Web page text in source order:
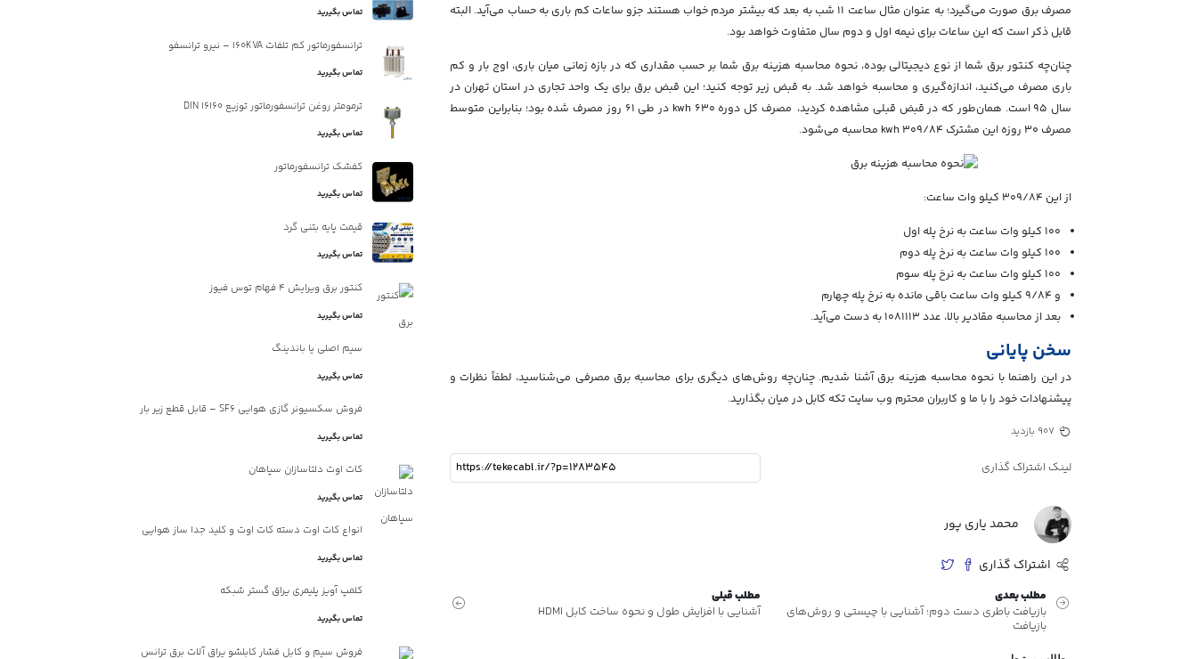
مصرف برق صورت می‌گیرد؛ به عنوان مثال ساعت ۱۱ شب به بعد که بیشتر مردم خواب هستند جزو ساعات کم باری به حساب می‌آید. البته
قابل ذکر است که این ساعات برای نیمه اول و دوم سال متفاوت خواهد بود.
چنان‌چه کنتور برق شما از نوع دیجیتالی بوده، نحوه محاسبه هزینه برق شما بر حسب مقداری که در بازه زمانی میان باری، اوج بار و کم
باری مصرف می‌کنید، اندازه‌گیری و محاسبه خواهد شد. به قبض زیر توجه کنید؛ این قبض برق برای یک واحد تجاری در استان تهران در
سال ۹۵ است. همان‌طور که در قبض قبلی مشاهده کردید، مصرف کل دوره ۶۳۰ kwh در طی ۶۱ روز مصرف شده بود؛ بنابراین متوسط
مصرف ۳۰ روزه این مشترک ۳۰۹/۸۴ kwh محاسبه می‌شود.
از این ۳۰۹/۸۴ کیلو وات ساعت:
۱۰۰ کیلو وات ساعت به نرخ پله اول
۱۰۰ کیلو وات ساعت به نرخ پله دوم
۱۰۰ کیلو وات ساعت به نرخ پله سوم
و ۹/۸۴ کیلو وات ساعت باقی مانده به نرخ پله چهارم
بعد از محاسبه مقادیر بالا، عدد ۱۰۸۱۱۱۳ به دست می‌آید.
سخن پایانی
در این راهنما با نحوه محاسبه هزینه برق آشنا شدیم. چنان‌چه روش‌های دیگری برای محاسبه برق مصرفی می‌شناسید، لطفاً نظرات و
پیشنهادات خود را با ما و کاربران محترم وب سایت تکه کابل در میان بگذارید.
لینک اشتراک گذاری
محمد یاری پور
اشتراک گذاری
مطلب قبلی
آشنایی با افزایش طول و نحوه ساخت کابل HDMI
مطلب بعدی
بازیافت باطری دست دوم؛ آشنایی با چیستی و روش‌های
بازیافت
تماس بگیرید
ترانسفورماتور کم تلفات 160KVA – نیرو ترانسفو
تماس بگیرید
ترمومتر روغن ترانسفورماتور توزیع DIN 16160
تماس بگیرید
کفشک ترانسفورماتور
تماس بگیرید
قیمت پایه بتنی گرد
تماس بگیرید
کنتور برق ویرایش ۴ فهام توس فیوز
تماس بگیرید
سیم اصلی یا باندینگ
تماس بگیرید
فروش سکسیونر گازی هوایی SF6 – قابل قطع زیر بار
تماس بگیرید
کات اوت دلتاسازان سپاهان
تماس بگیرید
انواع کات اوت دسته کات اوت و کلید جدا ساز هوایی
تماس بگیرید
کلمپ آویز پلیمری یراق گستر شبکه
تماس بگیرید
فروش سیم و کابل فشار کابلشو یراق آلات برق ترانس